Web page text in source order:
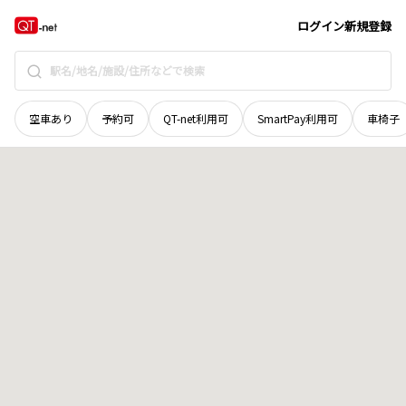
ログイン新規登録
空車あり 予約可 QT-net利用可 SmartPay利用可 車椅子
山梨県